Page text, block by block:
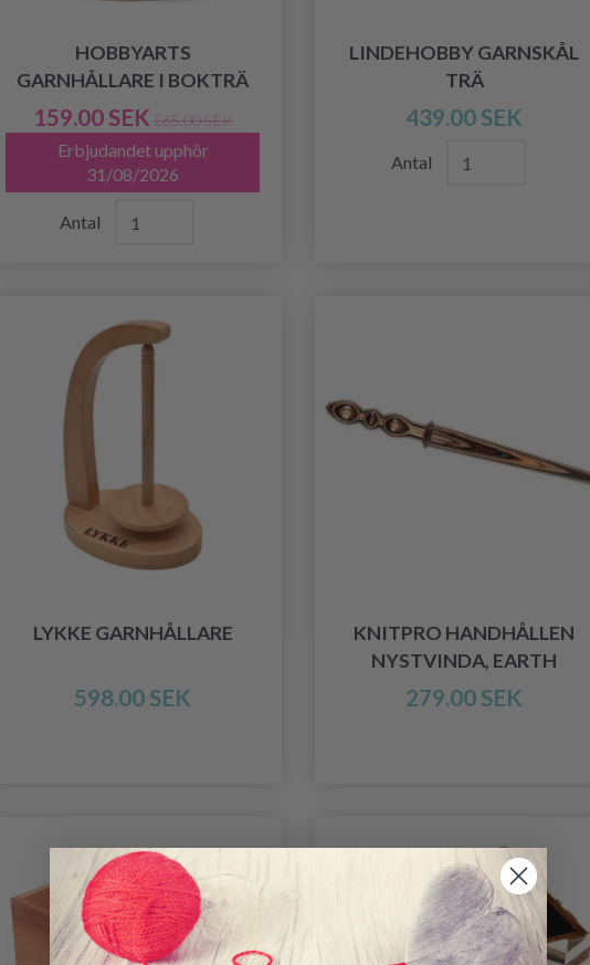
HOBBYARTS
GARNHÅLLARE I BOKTRÄ
159.00 SEK 265.00 SEK
Erbjudandet upphör
31/08/2026
Antal
LINDEHOBBY GARNSKÅL
TRÄ
439.00 SEK
Antal
LYKKE GARNHÅLLARE
598.00 SEK
KNITPRO HANDHÅLLEN
NYSTVINDA, EARTH
279.00 SEK